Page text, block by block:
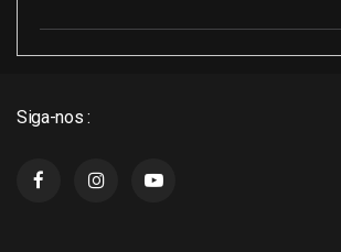
Siga-nos :